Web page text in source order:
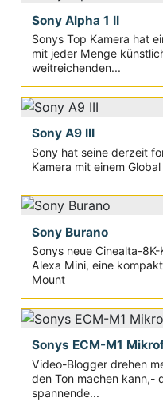
Sony Alpha 1 II
Sonys Top Kamera hat
mit jeder Menge
weitreichenden...
Sony A9 III
Sony hat seine derzeit
Kamera mit einem
Sony Burano
Sonys neue Cinealta-
Alexa Mini, eine
Mount
Sonys ECM-M1
Video-Blogger drehen
den Ton machen kann,-
spannende...